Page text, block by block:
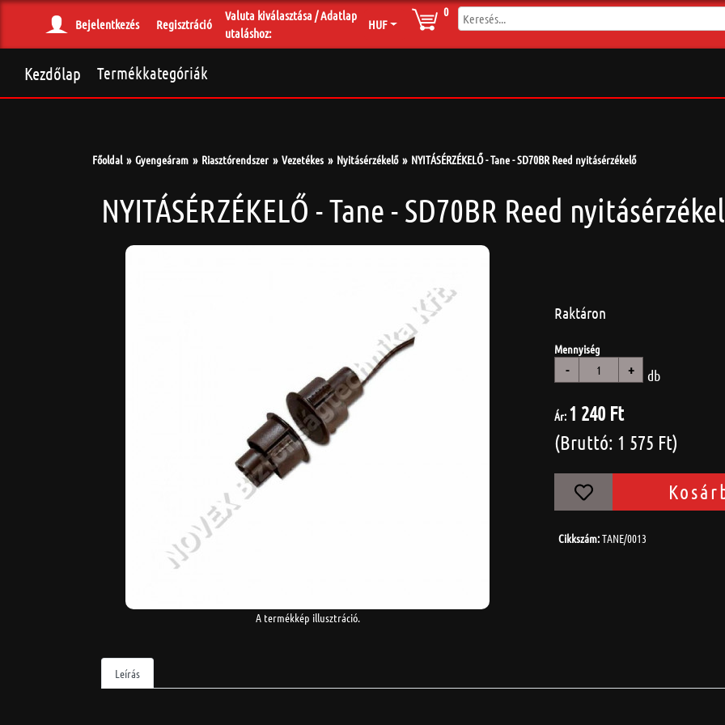
Bejelentkezés Regisztráció
Valuta kiválasztása / Adatlap
utaláshoz:
HUF
0
Termékkategóriák
Kezdőlap
Főoldal Gyengeáram Riasztórendszer Vezetékes Nyitásérzékelő NYITÁSÉRZÉKELŐ - Tane - SD70BR Reed nyitásérzékelő
NYITÁSÉRZÉKELŐ - Tane - SD70BR Reed
A termékkép illusztráció.
Raktáron
Mennyiség
- + db
Ár: 1 240 Ft
(Bruttó: 1 575 Ft)
Cikkszám:TANE/0013
Leírás